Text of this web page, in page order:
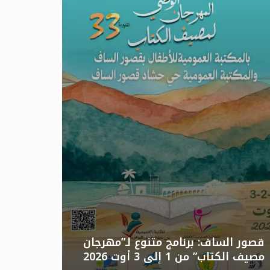
قصور الساف: برنامج متنوع لـ”مهرجان
مصيف الكتاب” من 1 إلى 3 أوت 2026